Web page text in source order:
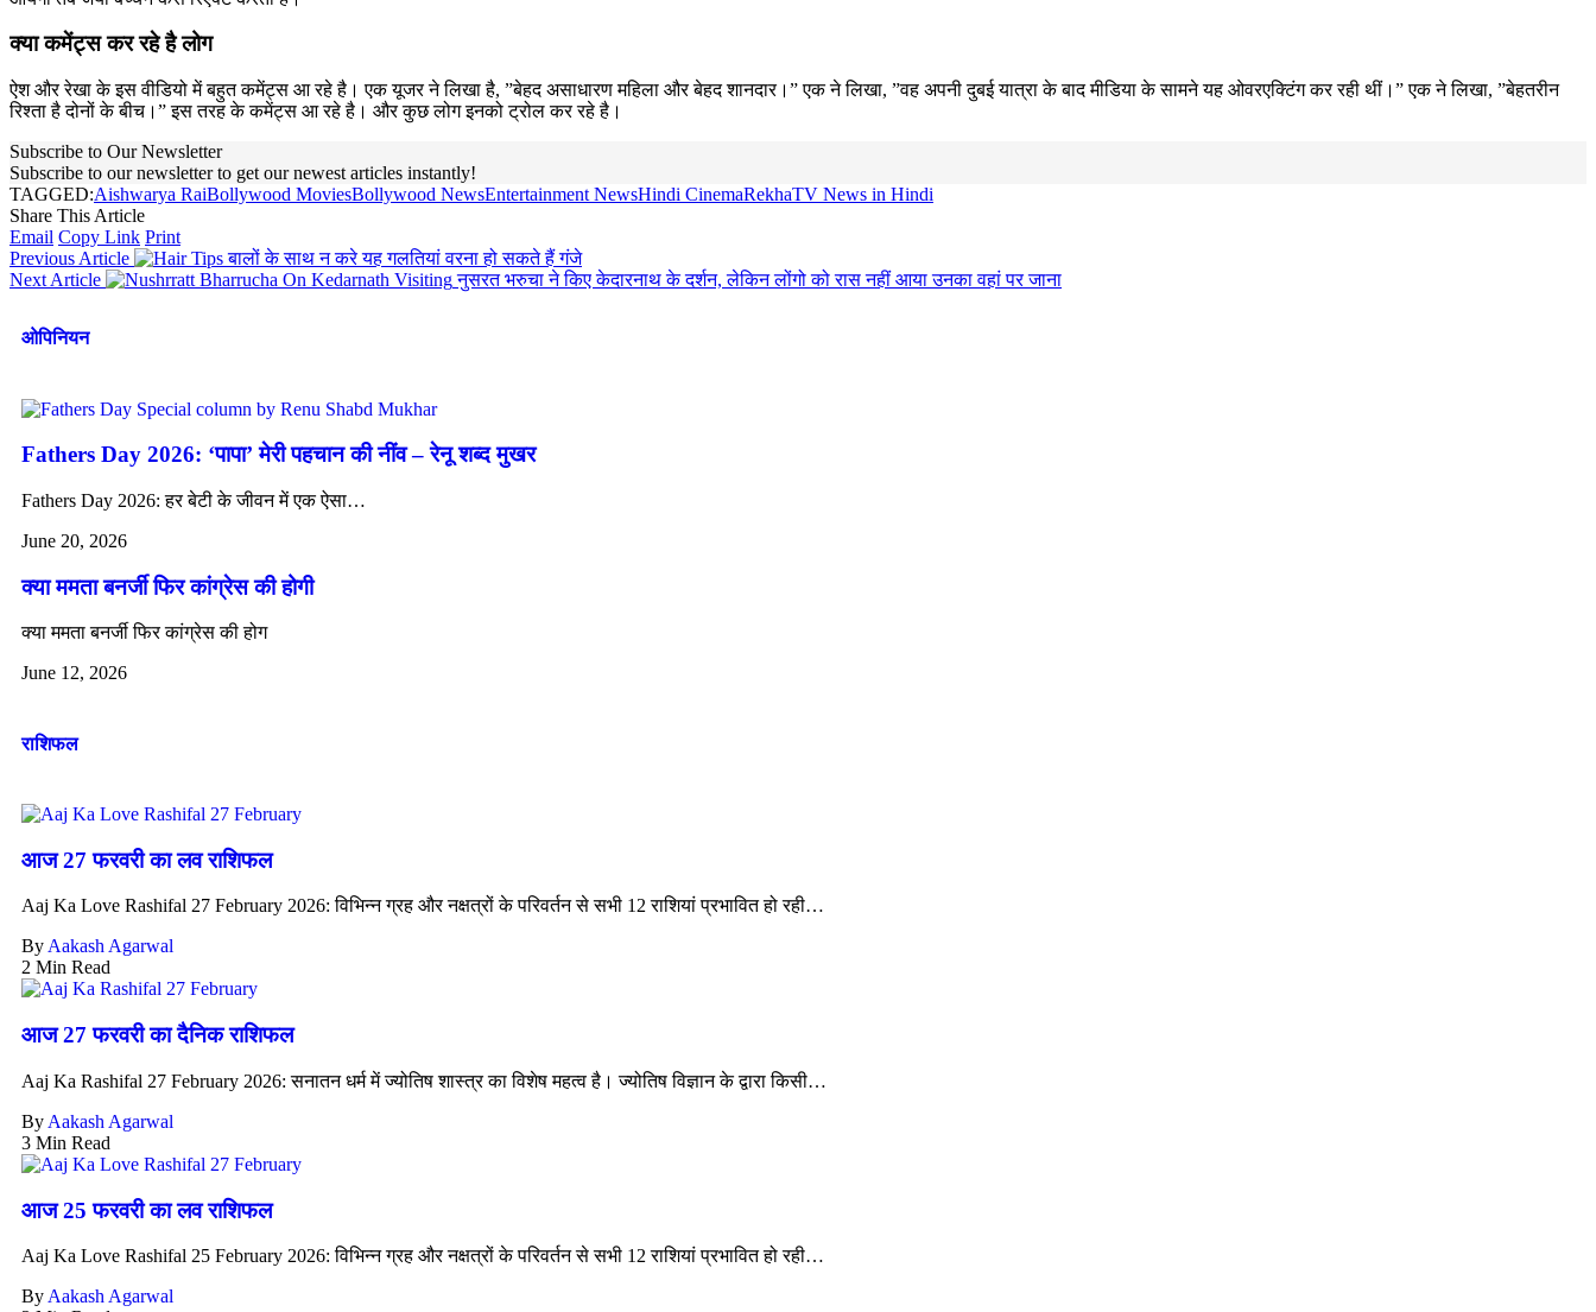
क्या कमेंट्स कर रहे है लोग
ऐश और रेखा के इस वीडियो में बहुत कमेंट्स आ रहे है। एक यूजर ने लिखा है, ”बेहद असाधारण महिला और बेहद शानदार।” एक ने लिखा, ”वह अपनी दुबई यात्रा के बाद मीडिया के सामने यह ओवरएक्टिंग कर रही थीं।” एक ने लिखा, ”बेहतरीन
रिश्ता है दोनों के बीच।” इस तरह के कमेंट्स आ रहे है। और कुछ लोग इनको ट्रोल कर रहे है।
Subscribe to Our Newsletter
Subscribe to our newsletter to get our newest articles instantly!
TAGGED:Aishwarya RaiBollywood MoviesBollywood NewsEntertainment NewsHindi CinemaRekhaTV News in Hindi
Share This Article
Email Copy Link Print
Previous Article
बालों के साथ न करे यह गलतियां वरना हो सकते हैं गंजे
Next Article
नुसरत भरुचा ने किए केदारनाथ के दर्शन, लेकिन लोंगो को रास नहीं आया उनका वहां पर जाना
ओपिनियन
Fathers Day 2026: ‘पापा’ मेरी पहचान की नींव – रेनू शब्द मुखर
Fathers Day 2026: हर बेटी के जीवन में एक ऐसा…
June 20, 2026
क्या ममता बनर्जी फिर कांग्रेस की होगी
क्या ममता बनर्जी फिर कांग्रेस की होग
June 12, 2026
राशिफल
आज 27 फरवरी का लव राशिफल
Aaj Ka Love Rashifal 27 February 2026: विभिन्न ग्रह और नक्षत्रों के परिवर्तन से सभी 12 राशियां प्रभावित हो रही…
ByAakash Agarwal
2 Min Read
आज 27 फरवरी का दैनिक राशिफल
Aaj Ka Rashifal 27 February 2026: सनातन धर्म में ज्योतिष शास्त्र का विशेष महत्व है। ज्योतिष विज्ञान के द्वारा किसी…
By Aakash Agarwal
3 Min Read
आज 25 फरवरी का लव राशिफल
Aaj Ka Love Rashifal 25 February 2026: विभिन्न ग्रह और नक्षत्रों के परिवर्तन से सभी 12 राशियां प्रभावित हो रही…
By Aakash Agarwal